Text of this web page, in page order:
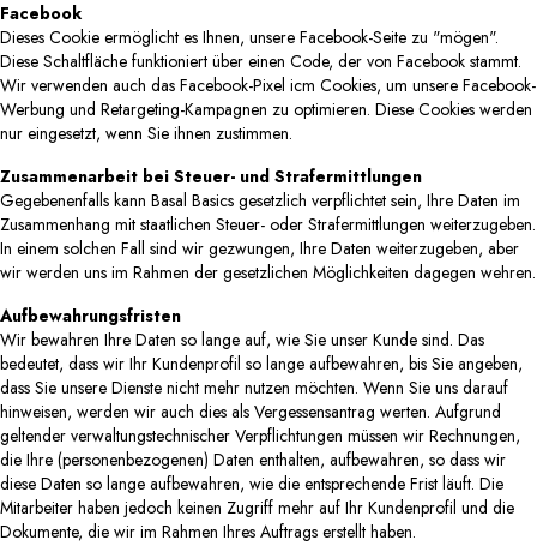
Facebook
Dieses Cookie ermöglicht es Ihnen, unsere Facebook-Seite zu "mögen".
Diese Schaltfläche funktioniert über einen Code, der von Facebook stammt.
Wir verwenden auch das Facebook-Pixel icm Cookies, um unsere Facebook-
Werbung und Retargeting-Kampagnen zu optimieren. Diese Cookies werden
nur eingesetzt, wenn Sie ihnen zustimmen.
Zusammenarbeit bei Steuer- und Strafermittlungen
Gegebenenfalls kann Basal Basics gesetzlich verpflichtet sein, Ihre Daten im
Zusammenhang mit staatlichen Steuer- oder Strafermittlungen weiterzugeben.
In einem solchen Fall sind wir gezwungen, Ihre Daten weiterzugeben, aber
wir werden uns im Rahmen der gesetzlichen Möglichkeiten dagegen wehren.
Aufbewahrungsfristen
Wir bewahren Ihre Daten so lange auf, wie Sie unser Kunde sind. Das
bedeutet, dass wir Ihr Kundenprofil so lange aufbewahren, bis Sie angeben,
dass Sie unsere Dienste nicht mehr nutzen möchten. Wenn Sie uns darauf
hinweisen, werden wir auch dies als Vergessensantrag werten. Aufgrund
geltender verwaltungstechnischer Verpflichtungen müssen wir Rechnungen,
die Ihre (personenbezogenen) Daten enthalten, aufbewahren, so dass wir
diese Daten so lange aufbewahren, wie die entsprechende Frist läuft. Die
Mitarbeiter haben jedoch keinen Zugriff mehr auf Ihr Kundenprofil und die
Dokumente, die wir im Rahmen Ihres Auftrags erstellt haben.